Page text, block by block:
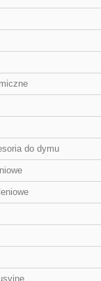
do dymu